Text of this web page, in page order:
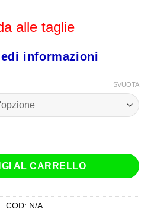
€ 120,00.
alle taglie
informazioni
SVUOTA
MX708 Fast 2 Wash Bianco
AL CARRELLO
COD: N/A